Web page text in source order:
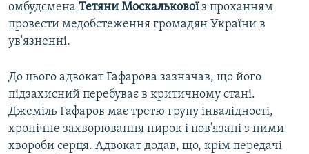
омбудсмена Тетяни Москальковоїз проханням
провести медобстеження громадян України в
ув'язненні.
До цього адвокат Гафарова зазначав, що його
підзахисний перебуває в критичному стані.
Джеміль Гафаров має третю групу інвалідності,
хронічне захворювання нирок і пов'язані з ними
хвороби серця. Адвокат додав, що, крім передачі